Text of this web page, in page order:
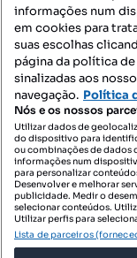
Mapa do Site
Contacte-nos
informações num
em cookies para
suas escolhas
página da política
sinalizadas aos
navegação. Política
Nós e os nossos
Utilizar dados de
do dispositivo para
ou combinações de dados
informações num
para personalizar
Desenvolver e melhorar
publicidade. Medir o
selecionar conteúdos.
Utilizar perfis para
Lista de parceiros